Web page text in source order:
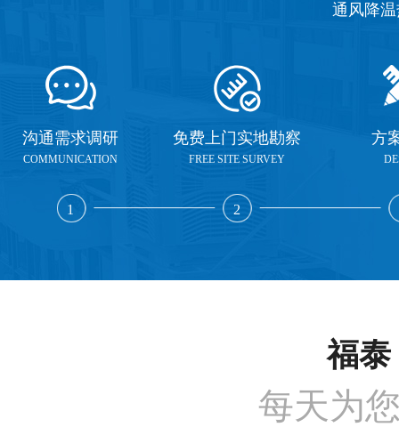
通风降
沟通需求调研
COMMUNICATION
1
免费上门实地勘察
FREE SITE SURVEY
2
方
福泰
每天为